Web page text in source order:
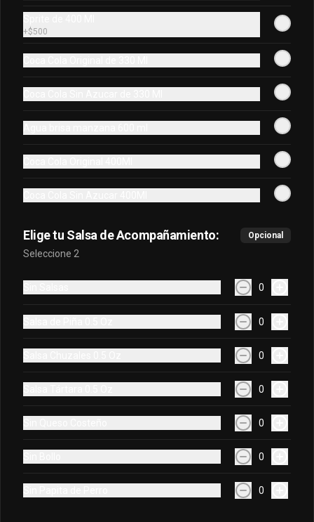
Adicion de Carne
Adicion Carne
Conócenos
Contacto
Despacho
+$500
Elige tu Salsa de Acompañamiento: Opcional
Seleccione 2
0
0
0
0
0
0
0